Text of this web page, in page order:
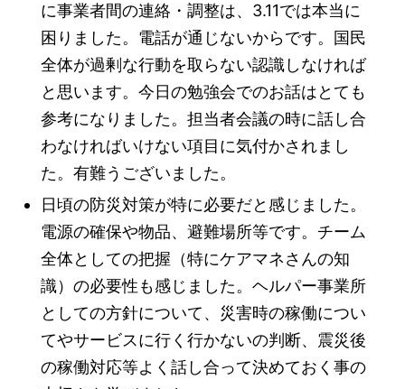
に事業者間の連絡・調整は、3.11では本当に
困りました。電話が通じないからです。国民
全体が過剰な行動を取らない認識しなければ
と思います。今日の勉強会でのお話はとても
参考になりました。担当者会議の時に話し合
わなければいけない項目に気付かされまし
た。有難うございました。
日頃の防災対策が特に必要だと感じました。
電源の確保や物品、避難場所等です。チーム
全体としての把握（特にケアマネさんの知
識）の必要性も感じました。ヘルパー事業所
としての方針について、災害時の稼働につい
てやサービスに行く行かないの判断、震災後
の稼働対応等よく話し合って決めておく事の